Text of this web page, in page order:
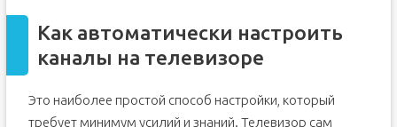
Как автоматически настроить
каналы на телевизоре
Это наиболее простой способ настройки, который
требует минимум усилий и знаний. Телевизор сам